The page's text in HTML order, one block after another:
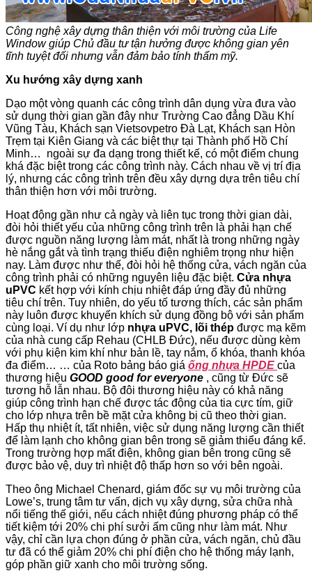
Công nghệ xây dựng thân thiện với môi trường của Life
Window giúp Chủ đầu tư tận hưởng được không gian yên
tĩnh tuyệt đối nhưng vẫn đảm bảo tính thẩm mỹ.
Xu hướng xây dựng xanh
Dạo một vòng quanh các công trình dân dụng vừa đưa vào
sử dụng thời gian gần đây như Trường Cao đẳng Dầu Khí
Vũng Tàu, Khách sạn Vietsovpetro Đà Lạt, Khách sạn Hòn
Trẹm tại Kiên Giang và các biệt thự tại Thành phố Hồ Chí
Minh… ngoài sự đa dạng trong thiết kế, có một điểm chung
khá đặc biệt trong các công trình này. Cách nhau về vị trí địa
lý, nhưng các công trình trên đều xây dựng dựa trên tiêu chí
thân thiện hơn với môi trường.
Hoạt động gần như cả ngày và liên tục trong thời gian dài,
đòi hỏi thiết yếu của những công trình trên là phải hạn chế
được nguồn năng lượng làm mát, nhất là trong những ngày
hè nắng gắt và tình trạng thiếu điện nghiêm trọng như hiện
nay. Làm được như thế, đòi hỏi hệ thống cửa, vách ngăn của
công trình phải có những nguyên liệu đặc biệt. Cửa nhựa
uPVC kết hợp với kính chịu nhiệt đáp ứng đầy đủ những
tiêu chí trên. Tuy nhiên, do yếu tố tương thích, các sản phẩm
này luôn được khuyến khích sử dụng đồng bộ với sản phẩm
cùng loại. Ví dụ như lớp nhựa uPVC, lõi thép được mạ kẽm
của nhà cung cấp Rehau (CHLB Đức), nếu được dùng kèm
với phụ kiện kim khí như bản lề, tay nắm, ổ khóa, thanh khóa
đa điểm… … của Roto bảng báo giá ống nhựa HPDE của
thương hiệu GOOD good for everyone , cũng từ Đức sẽ
tương hỗ lẫn nhau. Bộ đôi thương hiệu này có khả năng
giúp công trình hạn chế được tác động của tia cực tím, giữ
cho lớp nhựa trên bề mặt cửa không bị cũ theo thời gian.
Hấp thụ nhiệt ít, tất nhiên, việc sử dụng năng lượng cần thiết
để làm lạnh cho không gian bên trong sẽ giảm thiểu đáng kể.
Trong trường hợp mất điện, không gian bên trong cũng sẽ
được bảo vệ, duy trì nhiệt độ thấp hơn so với bên ngoài.
Theo ông Michael Chenard, giám đốc sự vụ môi trường của
Lowe’s, trung tâm tư vấn, dịch vụ xây dựng, sửa chữa nhà
nổi tiếng thế giới, nếu cách nhiệt đúng phương pháp có thể
tiết kiệm tới 20% chi phí sưởi ấm cũng như làm mát. Như
vậy, chỉ cần lựa chọn đúng ở phần cửa, vách ngăn, chủ đầu
tư đã có thể giảm 20% chi phí điện cho hệ thống máy lạnh,
góp phần giữ xanh cho môi trường sống.